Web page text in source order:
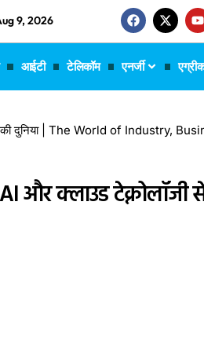
9, 2026
आईटी टेलिकॉम एनर्जी
की दुनिया | The World of Industry,
और क्लाउड टेक्नोलॉजी